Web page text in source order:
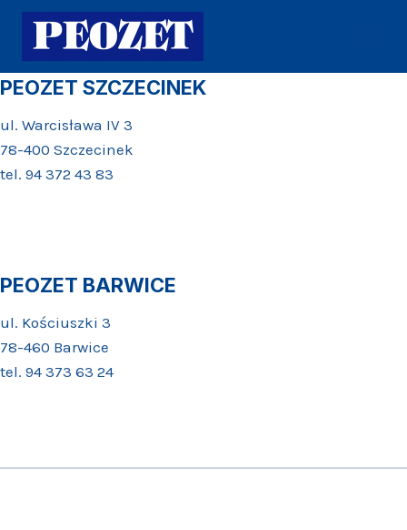
Przejdź
treści
PEOZET SZCZECINEK
ul. Warcisława IV 3
78-400 Szczecinek
tel. 94 372 43 83
PEOZET BARWICE
ul. Kościuszki 3
78-460 Barwice
tel. 94 373 63 24